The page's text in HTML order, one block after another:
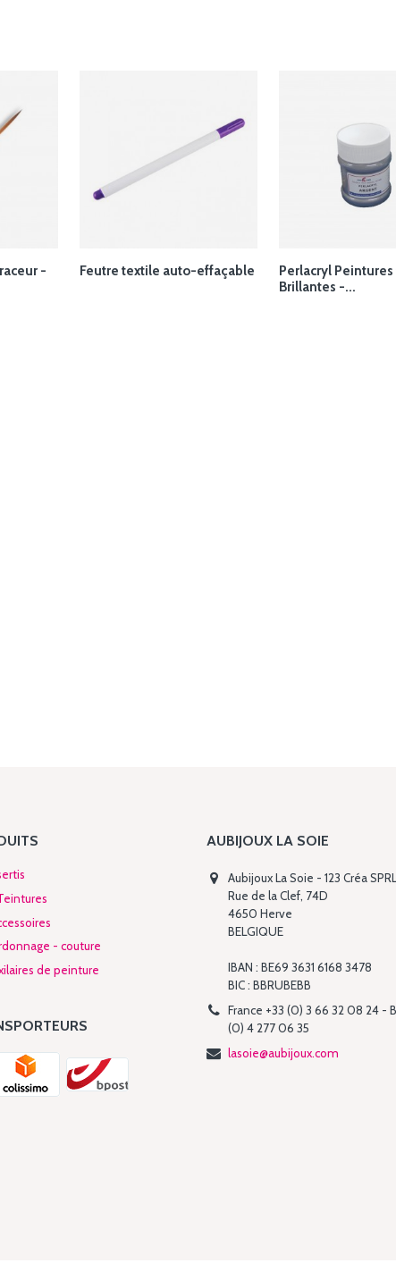
-
Feutre textile auto-effaçable
Perlacryl
Brillantes -...
- couture
de peinture
AUBIJOUX LA SOIE
Aubijoux La Soie - 123 Créa SPRL
Rue de la Clef, 74D
4650 Herve
BELGIQUE
IBAN : BE69 3631 6168 3478
BIC : BBRUBEBB
France +33 (0) 3 66 32 08 24 -
(0) 4 277 06 35
lasoie@aubijoux.com